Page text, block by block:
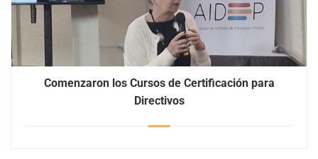
Comenzaron los Cursos de Certificación para
Directivos